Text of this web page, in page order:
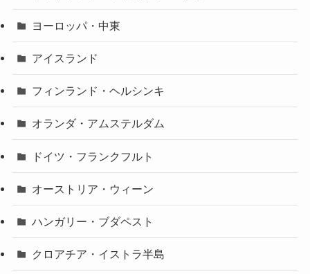
ヨーロッパ・中東
アイスランド
フィンランド・ヘルシンキ
オランダ・アムステルダム
ドイツ・フランクフルト
オーストリア・ウィーン
ハンガリー・ブダペスト
クロアチア・イストラ半島